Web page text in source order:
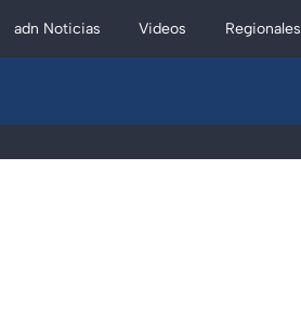
adn Noticias Videos Regionales